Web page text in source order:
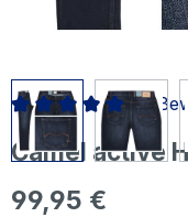
Camel active
Regulärer Preis:
99,95 €
Durchschnittliche
2